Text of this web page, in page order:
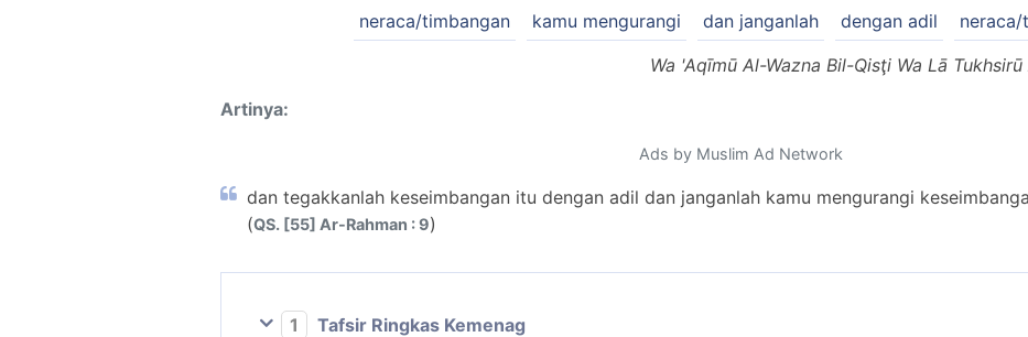
dengan adil
dan janganlah
kamu mengurangi
neraca/timbangan
Wa 'Aqīmū Al-Wazna Bil-Qisţi Wa Lā
Artinya:
Ads by Muslim Ad Network
dan tegakkanlah keseimbangan itu dengan adil dan janganlah kamu mengurangi
(QS. [55] Ar-Rahman : 9)
1
Tafsir Ringkas Kemenag